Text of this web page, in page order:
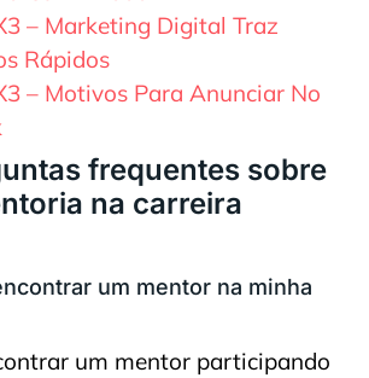
– Marketing Digital Traz
Rápidos
– Motivos Para Anunciar No
frequentes sobre
na carreira
um mentor na minha
um mentor participando